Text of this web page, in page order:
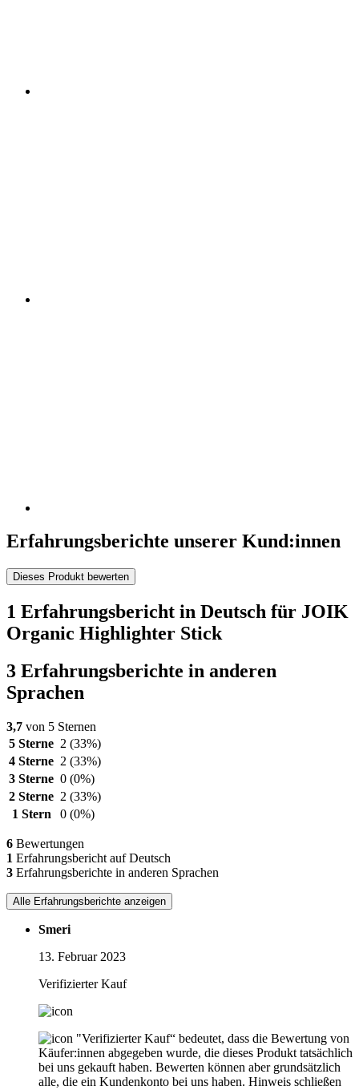
Erfahrungsberichte unserer Kund:innen
Dieses Produkt bewerten
1 Erfahrungsbericht in Deutsch für JOIK
Organic Highlighter Stick
3 Erfahrungsberichte in anderen
Sprachen
3,7 von 5 Sternen
5 Sterne 2 (33%)
4 Sterne 2 (33%)
3 Sterne 0 (0%)
2 Sterne 2 (33%)
1 Stern
0 (0%)
6 Bewertungen
1 Erfahrungsbericht auf Deutsch
3 Erfahrungsberichte in anderen Sprachen
Alle Erfahrungsberichte anzeigen
Smeri
13. Februar 2023
Verifizierter Kauf
"Verifizierter Kauf“ bedeutet, dass die Bewertung von
Käufer:innen abgegeben wurde, die dieses Produkt tatsächlich
bei uns gekauft haben. Bewerten können aber grundsätzlich
alle, die ein Kundenkonto bei uns haben. Hinweis schließen